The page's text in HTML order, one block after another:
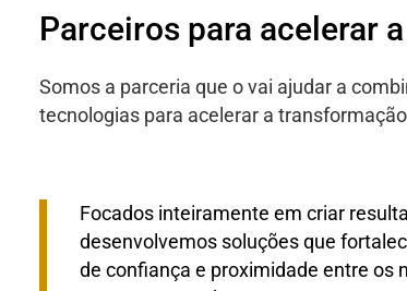
Parceiros para acelerar
Somos a parceria que o vai ajudar a
tecnologias para acelerar a
Focados inteiramente em criar
desenvolvemos soluções que
de confiança e proximidade entre os